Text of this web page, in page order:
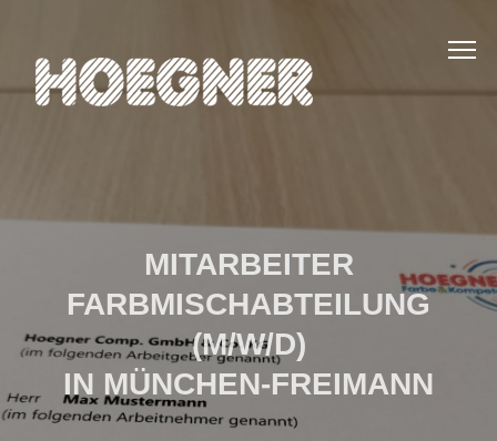
MITARBEITER
FARBMISCHABTEILUNG
(M/W/D)
IN MÜNCHEN-FREIMANN